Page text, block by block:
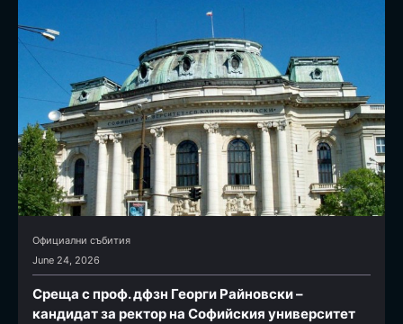
Официални събития
June 24, 2026
Среща с проф. дфзн Георги Райновски –
кандидат за ректор на Софийския университет